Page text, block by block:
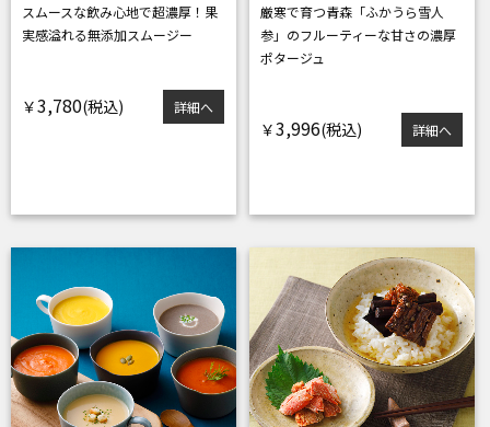
スムースな飲み心地で超濃厚！ 果
実感溢れる無添加スムージー
￥3,780 詳細へ
厳寒で育つ青森「ふかうら雪人
参」のフルーティーな甘さの濃厚
ポタージュ
￥3,996 詳細へ